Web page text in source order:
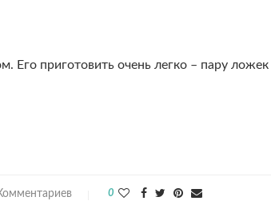
Его приготовить очень легко – пару
0